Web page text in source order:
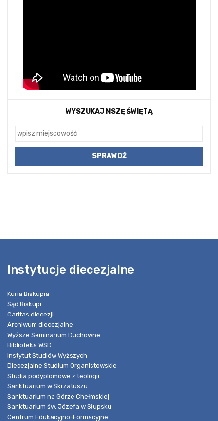
WYSZUKAJ MSZĘ ŚWIĘTĄ
Instytucje diecezjalne
Kuria Biskupia
Sąd Biskupi
Caritas diecezji
Archiwum diecezjalne
Wyższe Seminarium Duchowne
Biblioteka WSD
Instytut Studiów Wyższych
Diecezjalne Studium Organistowskie
Studia podyplomowe z teologii
Sanktuarium w Skrzatuszu
Sanktuarium na Górze Chełmskiej
Sanktuarium św. Józefa w Słupsku
Centrum Edukacyjno-Formacyjne